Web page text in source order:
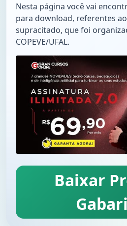
Nesta página você vai
para download, referentes
supracitado, que foi
COPEVE/UFAL.
Baixar